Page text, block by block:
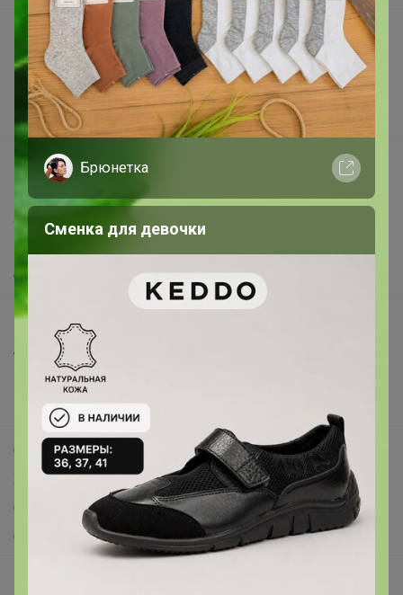
Подарочные сертификаты
Реклама на сайте
Поставщикам
Вакансии
support@24-ok.ru
Написать в поддержку
Защита покупателя
Помощь
О нас
Все предложения
Анонсы
Новости
Поддержка альпак
Самое выгодное
Хиты продаж
Самое желанное
Самое быстрое
Брюнетка
Сменка для девочки